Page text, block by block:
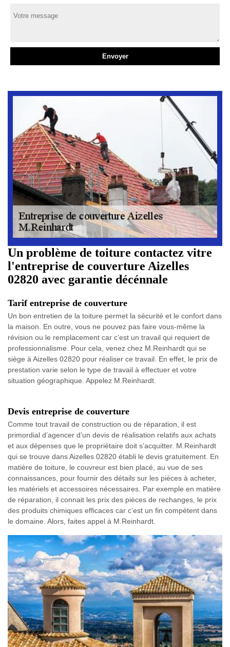
Un problème de toiture contactez vitre
l'entreprise de couverture Aizelles
02820 avec garantie décénnale
Tarif entreprise de couverture
Un bon entretien de la toiture permet la sécurité et le confort dans
la maison. En outre, vous ne pouvez pas faire vous-même la
révision ou le remplacement car c’est un travail qui requiert de
professionnalisme. Pour cela, venez chez M.Reinhardt qui se
siège à Aizelles 02820 pour réaliser ce travail. En effet, le prix de
prestation varie selon le type de travail à effectuer et votre
situation géographique. Appelez M.Reinhardt.
Devis entreprise de couverture
Comme tout travail de construction ou de réparation, il est
primordial d’agencer d’un devis de réalisation relatifs aux achats
et aux dépenses que le propriétaire doit s’acquitter. M.Reinhardt
qui se trouve dans Aizelles 02820 établi le devis gratuitement. En
matière de toiture, le couvreur est bien placé, au vue de ses
connaissances, pour fournir des détails sur les pièces à acheter,
les matériels et accessoires nécessaires. Par exemple en matière
de réparation, il connait les prix des pièces de rechanges, le prix
des produits chimiques efficaces car c’est un fin compétent dans
le domaine. Alors, faites appel à M.Reinhardt.